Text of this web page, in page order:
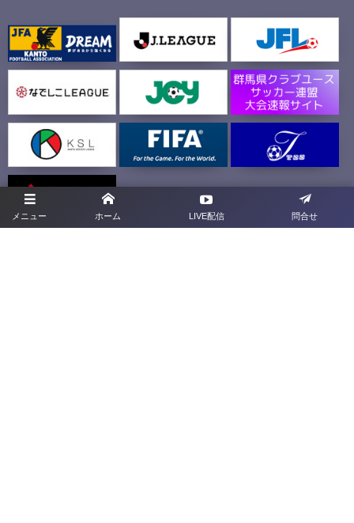
メニュー ホーム LIVE配信 問合せ